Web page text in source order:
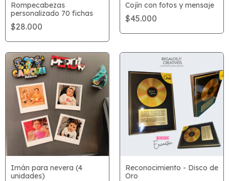
Rompecabezas
personalizado 70 fichas
$28.000
Cojín con fotos y mensaje
$45.000
Imán para nevera (4
unidades)
Reconocimiento - Disco de
Oro